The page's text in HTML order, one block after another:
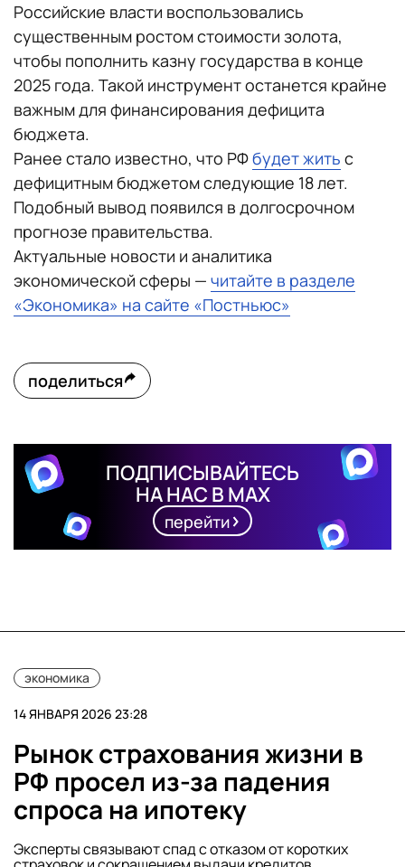
Российские власти воспользовались
существенным ростом стоимости золота,
чтобы пополнить казну государства в конце
2025 года. Такой инструмент останется крайне
важным для финансирования дефицита
бюджета.
Ранее стало известно, что РФбудет жить с
дефицитным бюджетом следующие 18 лет.
Подобный вывод появился в долгосрочном
прогнозе правительства.
Актуальные новости и аналитика
экономической сферы — читайте в разделе
«Экономика» на сайте «Постньюс»
поделиться
ПОДПИСЫВАЙТЕСЬ
НА НАС В MAX
перейти
экономика
14 ЯНВАРЯ 2026 23:28
Рынок страхования жизни в
РФ просел из-за падения
спроса на ипотеку
Эксперты связывают спад с отказом от коротких